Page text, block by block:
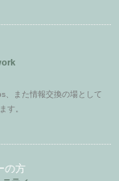
、また情報交換の場として
す。
の方